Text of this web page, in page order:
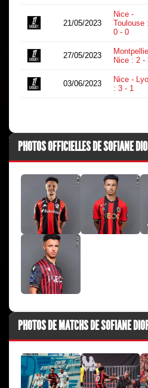
21/05/2023
Nice -
Toulouse :
0 - 0
27/05/2023
Nice : 2 -
03/06/2023
Nice -
: 3 - 1
PHOTOS OFFICIELLES DE SOFIANE
PHOTOS DE MATCHS DE SOFIANE